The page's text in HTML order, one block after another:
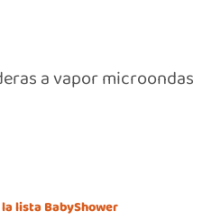
a vapor microondas
lista BabyShower